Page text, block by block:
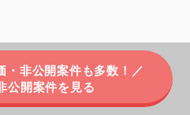
・非公開案件も多数！／
公開案件を見る